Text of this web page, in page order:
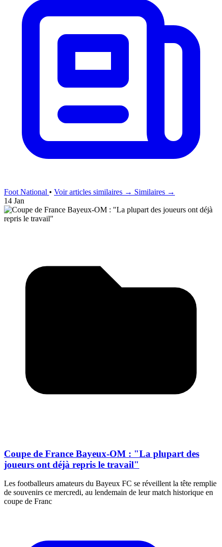
Foot National • Voir articles similaires → Similaires →
14 Jan
Coupe de France Bayeux-OM : "La plupart des
joueurs ont déjà repris le travail"
Les footballeurs amateurs du Bayeux FC se réveillent la tête remplie
de souvenirs ce mercredi, au lendemain de leur match historique en
coupe de Franc